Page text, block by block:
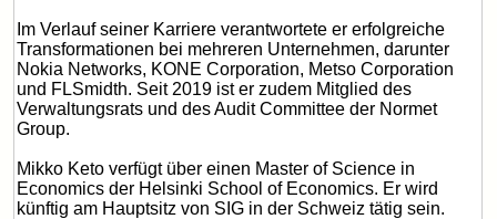
Im Verlauf seiner Karriere verantwortete er erfolgreiche
Transformationen bei mehreren Unternehmen, darunter
Nokia Networks, KONE Corporation, Metso Corporation
und FLSmidth. Seit 2019 ist er zudem Mitglied des
Verwaltungsrats und des Audit Committee der Normet
Group.
Mikko Keto verfügt über einen Master of Science in
Economics der Helsinki School of Economics. Er wird
künftig am Hauptsitz von SIG in der Schweiz tätig sein.